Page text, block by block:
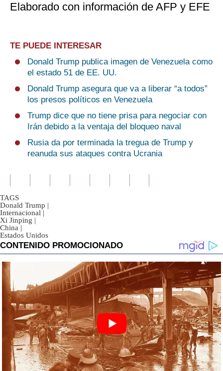
Elaborado con información de AFP y EFE
TE PUEDE INTERESAR
Donald Trump publica imagen de Venezuela como
el estado 51 de EE. UU.
Donald Trump asegura que va a liberar “a todos”
los presos políticos en Venezuela
Trump dice que no tiene prisa para negociar con
Irán debido a la ventaja del bloqueo naval
Rusia da por terminada la tregua de Trump y
reanuda sus ataques contra Ucrania
TAGS
Donald Trump |
Internacional |
Xi Jinping |
China |
Estados Unidos